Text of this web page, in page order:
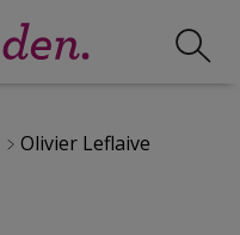
Olivier Leflaive